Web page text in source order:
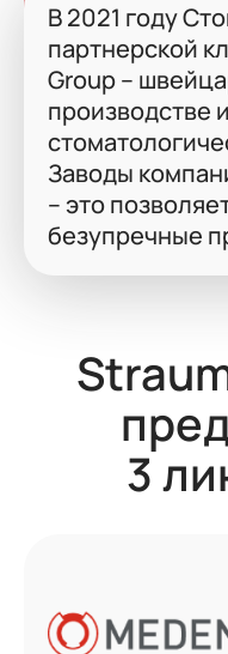
В 2021 году
партнерской
Group --
производстве
Заводы
-- это
безупречные
3